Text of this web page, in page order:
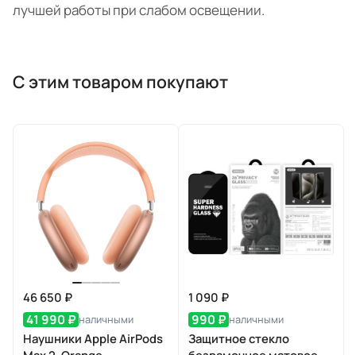
лучшей работы при слабом освещении.
С этим товаром покупают
46 650 ₽
41 990 ₽ наличными
Наушники Apple AirPods
1 090 ₽
990 ₽ наличными
Защитное стекло